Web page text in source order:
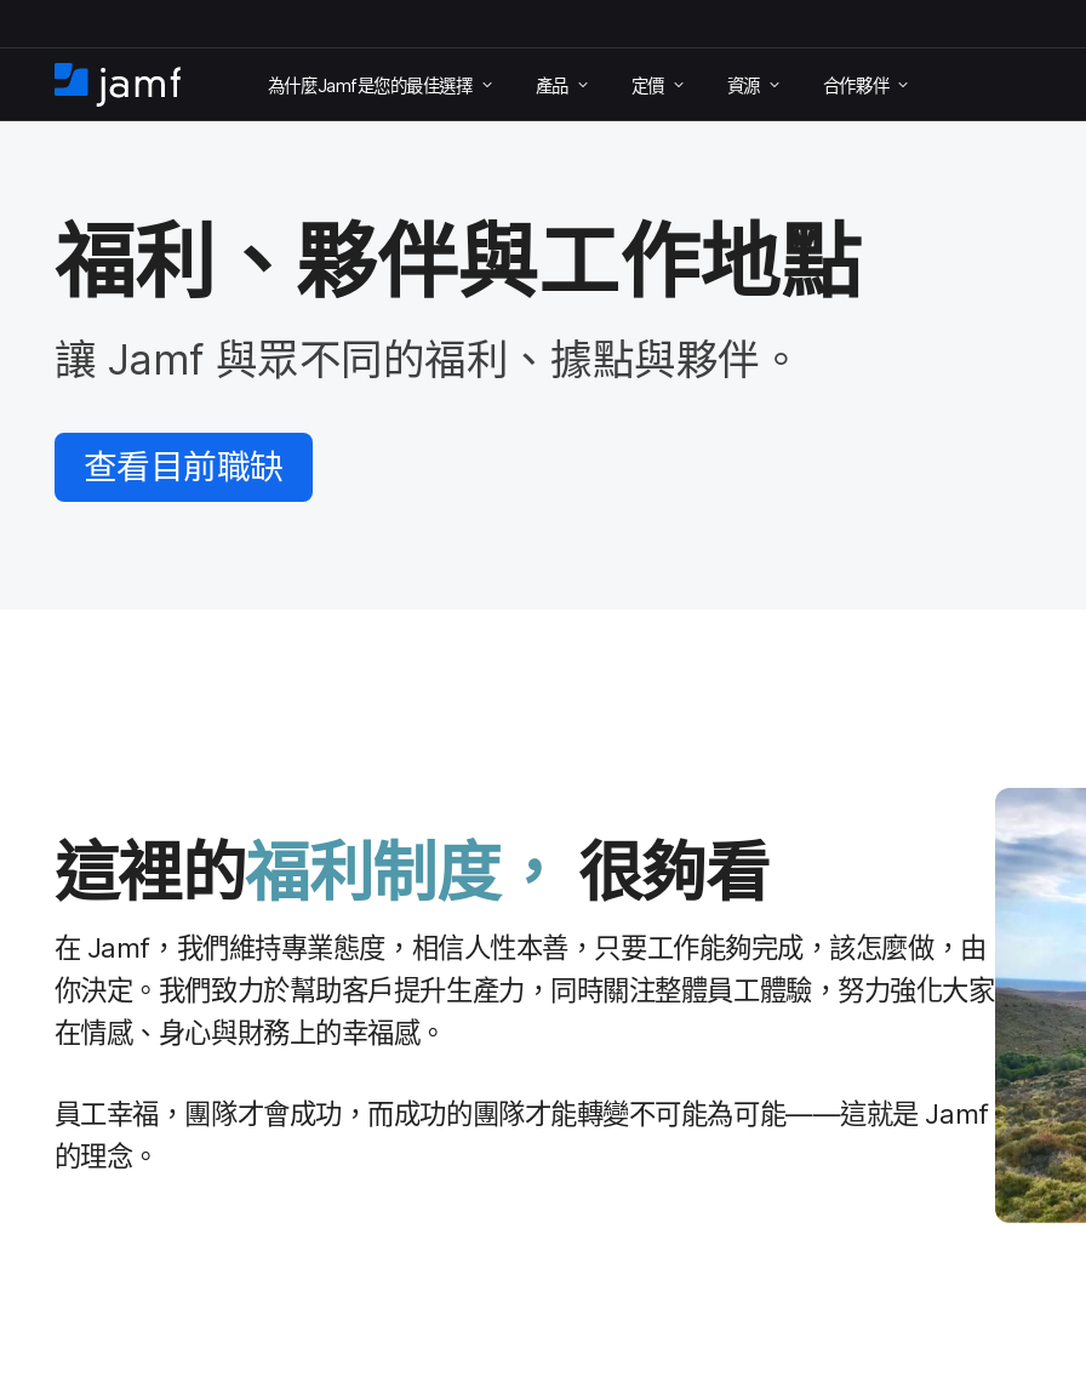
​
至
內
容
住
家
為​什麼Jamf是​您​的​最佳​選擇 產品 定​價 資源 合作​夥伴
福利、​夥伴​與​工作​地點
讓 Jamf 與​眾不同​的​福利、​據點​與​夥伴。
查​看​目前​職缺
這​裡​的福利​制度， 很​夠​看
在 Jamf ，​我們​維持​專業​態度，​相信​人性​本善，​只要​工作​能夠​完成，​該​怎麼​做，​由​
你​決定。​我們​致力​於​幫助​客戶​提升​生​產力，​同時​關​注整​體​員工​體驗，​努力​強化​大家​
在​情感、​身心​與​財務​上​的​幸福感。
員工​幸福，​團隊​才​會​成功，​而​成功​的​團隊​才​能​轉變​不可能​為​可能​——​這​就是 Jamf
的​理念。